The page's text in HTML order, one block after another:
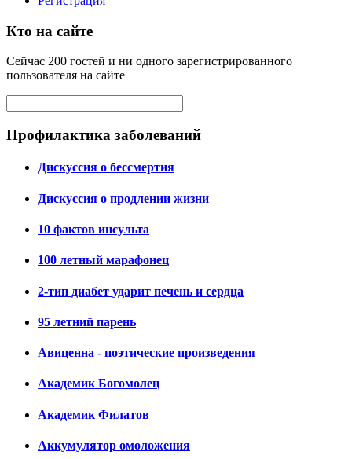
Кто на сайте
Сейчас 200 гостей и ни одного зарегистрированного
пользователя на сайте
Профилактика заболеваний
Дискуссия о бессмертия
Дискуссия о продлении жизни
10 фактов инсульта
100 летный марафонец
2-тип диабет ударит печень и сердца
95 летний парень
Авиценна - поэтические произведения
Академик Богомолец
Академик Филатов
Аккумулятор омоложения